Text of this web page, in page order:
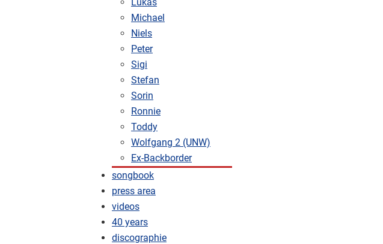
Michael
Niels
Peter
Sigi
Stefan
Sorin
Ronnie
Toddy
Wolfgang 2 (UNW)
Ex-Backborder
songbook
press area
videos
40 years
discographie